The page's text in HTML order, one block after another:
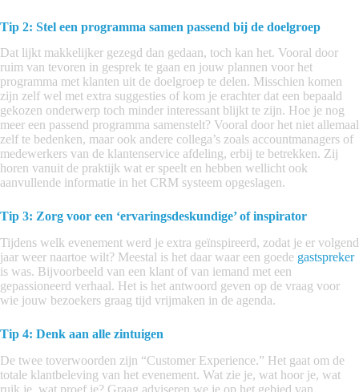
Tip 2: Stel een programma samen passend bij de doelgroep
Dat lijkt makkelijker gezegd dan gedaan, toch kan het. Vooral door
ruim van tevoren in gesprek te gaan en jouw plannen voor het
programma met klanten uit de doelgroep te delen. Misschien komen
zijn zelf wel met extra suggesties of kom je erachter dat een bepaald
gekozen onderwerp toch minder interessant blijkt te zijn. Hoe je nog
meer een passend programma samenstelt? Vooral door het niet allemaal
zelf te bedenken, maar ook andere collega’s zoals accountmanagers of
medewerkers van de klantenservice afdeling, erbij te betrekken. Zij
horen vanuit de praktijk wat er speelt en hebben wellicht ook
aanvullende informatie in het CRM systeem opgeslagen.
Tip 3: Zorg voor een ‘ervaringsdeskundige’ of inspirator
Tijdens welk evenement werd je extra geïnspireerd, zodat je er volgend
jaar weer naartoe wilt? Meestal is het daar waar een goede gastspreker
is was. Bijvoorbeeld van een klant of van iemand met een
gepassioneerd verhaal. Het is het antwoord geven op de vraag voor
wie jouw bezoekers graag tijd vrijmaken in de agenda.
Tip 4: Denk aan alle zintuigen
De twee toverwoorden zijn “Customer Experience.” Het gaat om de
totale klantbeleving van het evenement. Wat zie je, wat hoor je, wat
ruik je, wat proef je? Graag adviseren we je op het gebied van